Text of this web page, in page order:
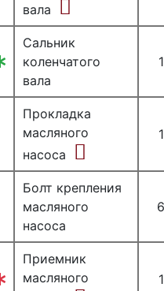
вала
Сальник
коленчатого
вала
1
Прокладка
масляного
насоса
1
Болт крепления
масляного
насоса
Приемник
масляного
1